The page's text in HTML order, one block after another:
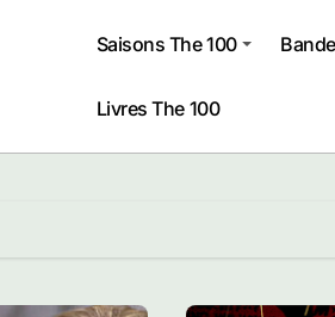
Saisons The 100
Livres The 100